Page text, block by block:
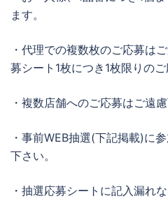
ます。
・代理での複数枚のご応募は
募シート1枚につき1枚限りの
・複数店舗へのご応募はご遠慮
・事前WEB抽選(下記掲載)に
下さい。
・抽選応募シートに記入漏れ